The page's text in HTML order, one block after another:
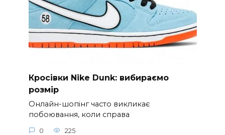
Кросівки Nike Dunk: вибираємо
розмір
Онлайн-шопінг часто викликає
побоювання, коли справа
0 225